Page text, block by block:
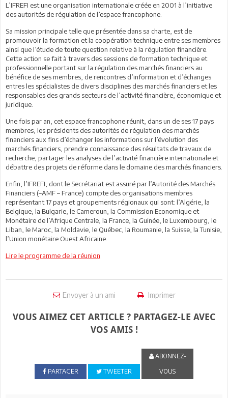
L’IFREFI est une organisation internationale créée en 2001 à l’initiative
des autorités de régulation de l’espace francophone.
Sa mission principale telle que présentée dans sa charte, est de
promouvoir la formation et la coopération technique entre ses membres
ainsi que l’étude de toute question relative à la régulation financière.
Cette action se fait à travers des sessions de formation technique et
professionnelle portant sur la régulation des marchés financiers au
bénéfice de ses membres, de rencontres d’information et d’échanges
entres les spécialistes de divers disciplines des marchés financiers et les
responsables des grands secteurs de l’activité financière, économique et
juridique.
Une fois par an, cet espace francophone réunit, dans un de ses 17 pays
membres, les présidents des autorités de régulation des marchés
financiers aux fins d’échanger les informations sur l’évolution des
marchés financiers, prendre connaissance des résultats de travaux de
recherche, partager les analyses de l’activité financière internationale et
débattre des projets de réforme dans le domaine des marchés financiers.
Enfin, l’IFREFI, dont le Secrétariat est assuré par l’Autorité des Marchés
Financiers (–AMF – France) compte des organisations membres
représentant 17 pays et groupements régionaux qui sont: l’Algérie, la
Belgique, la Bulgarie, le Cameroun, la Commission Economique et
Monétaire de l’Afrique Centrale, la France, la Guinée, le Luxembourg, le
Liban, le Maroc, la Moldavie, le Québec, la Roumanie, la Suisse, la Tunisie,
l’Union monétaire Ouest Africaine.
Lire le programme de la réunion
Envoyer à un ami Imprimer
VOUS AIMEZ CET ARTICLE ? PARTAGEZ-LE AVEC
VOS AMIS !
PARTAGER TWEETER
ABONNEZ-
VOUS